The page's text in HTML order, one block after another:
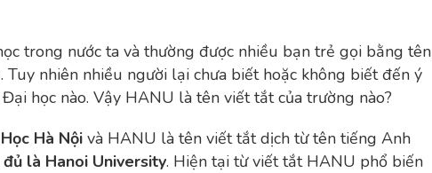
trong nước ta và thường được nhiều bạn trẻ gọi bằng tên
nhiên nhiều người lại chưa biết hoặc không biết đến ý
học nào. Vậy HANU là tên viết tắt của trường nào?
Hà Nội và HANU là tên viết tắt dịch từ tên tiếng Anh
là Hanoi University. Hiện tại từ viết tắt HANU phổ biến